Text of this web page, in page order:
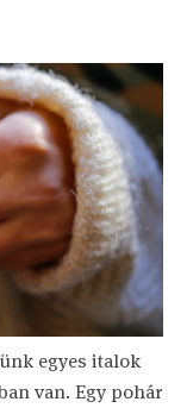
egyes italok
van. Egy pohár